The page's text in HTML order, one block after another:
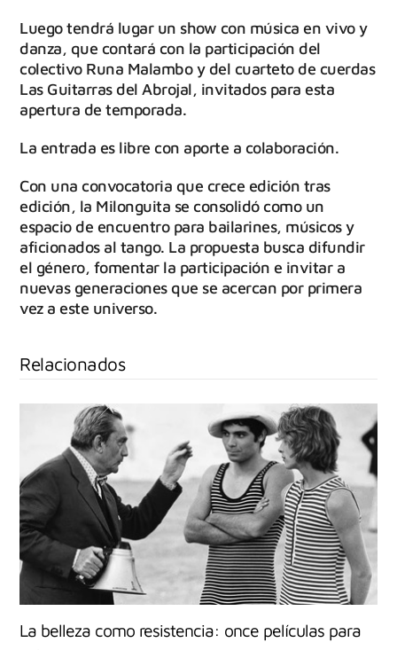
Luego tendrá lugar un show con música en vivo y
danza, que contará con la participación del
colectivo Runa Malambo y del cuarteto de cuerdas
Las Guitarras del Abrojal, invitados para esta
apertura de temporada.
La entrada es libre con aporte a colaboración.
Con una convocatoria que crece edición tras
edición, la Milonguita se consolidó como un
espacio de encuentro para bailarines, músicos y
aficionados al tango. La propuesta busca difundir
el género, fomentar la participación e invitar a
nuevas generaciones que se acercan por primera
vez a este universo.
Relacionados
La belleza como resistencia: once películas para